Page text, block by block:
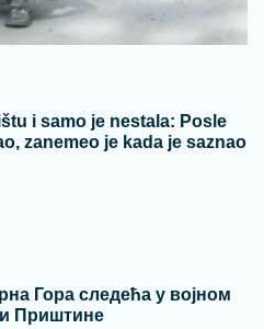
i samo je nestala: Posle
zanemeo je kada je saznao
Гора следећа у војном
и Приштине